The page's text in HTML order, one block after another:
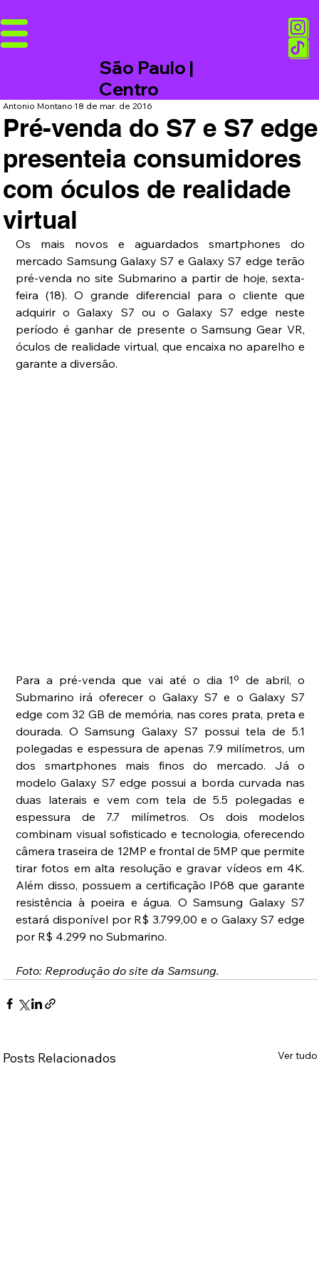
São Paulo |
Centro
Pré-venda do S7 e S7 edge
presenteia consumidores
com óculos de realidade
virtual
Antonio Montano18 de mar. de 2016
Os mais novos e aguardados smartphones do
mercado Samsung Galaxy S7 e Galaxy S7 edge terão
pré-venda no site Submarino a partir de hoje, sexta-
feira (18). O grande diferencial para o cliente que
adquirir o Galaxy S7 ou o Galaxy S7 edge neste
período é ganhar de presente o Samsung Gear VR,
óculos de realidade virtual, que encaixa no aparelho e
garante a diversão.
Para a pré-venda que vai até o dia 1º de abril, o
Submarino irá oferecer o Galaxy S7 e o Galaxy S7
edge com 32 GB de memória, nas cores prata, preta e
dourada. O Samsung Galaxy S7 possui tela de 5.1
polegadas e espessura de apenas 7.9 milímetros, um
dos smartphones mais finos do mercado. Já o
modelo Galaxy S7 edge possui a borda curvada nas
duas laterais e vem com tela de 5.5 polegadas e
espessura de 7.7 milímetros. Os dois modelos
combinam visual sofisticado e tecnologia, oferecendo
câmera traseira de 12MP e frontal de 5MP que permite
tirar fotos em alta resolução e gravar vídeos em 4K.
Além disso, possuem a certificação IP68 que garante
resistência à poeira e água. O Samsung Galaxy S7
estará disponível por R$ 3.799,00 e o Galaxy S7 edge
por R$ 4.299 no Submarino.
Foto: Reprodução do site da Samsung.
Posts Relacionados Ver tudo